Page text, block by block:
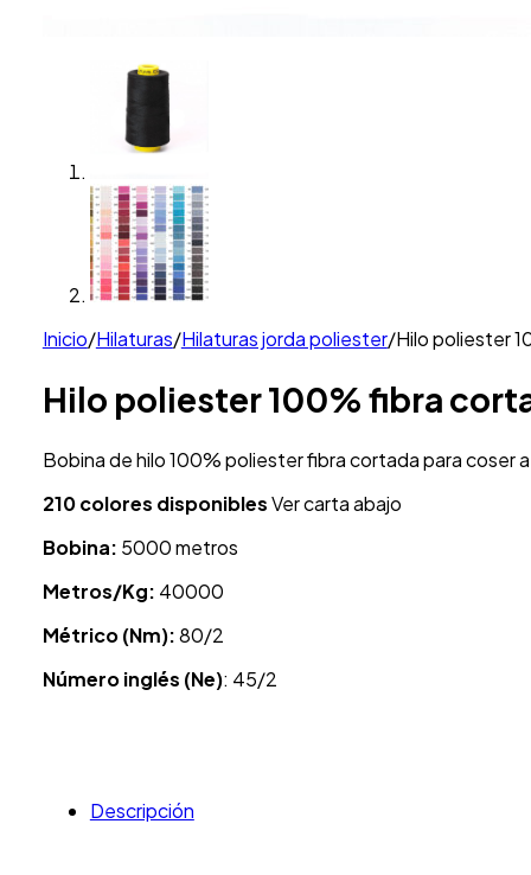
Inicio/Hilaturas/Hilaturas jorda poliester/Hilo poliester
Hilo poliester 100% fibra
Bobina de hilo 100% poliester fibra cortada para coser
210 colores disponiblesVer carta abajo
Bobina: 5000 metros
Metros/Kg: 40000
Métrico (Nm):80/2
Número inglés (Ne): 45/2
Descripción